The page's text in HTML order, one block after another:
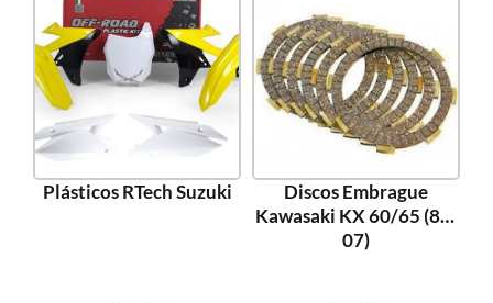
Plásticos RTech Suzuki
Discos Embrague
Kawasaki KX 60/65 (88-
07)